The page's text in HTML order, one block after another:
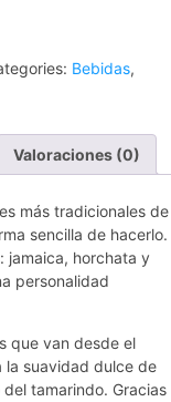
Bebidas,
Valoraciones (0)
más tradicionales de
sencilla de hacerlo.
jamaica, horchata y
personalidad
que van desde el
la suavidad dulce de
tamarindo. Gracias